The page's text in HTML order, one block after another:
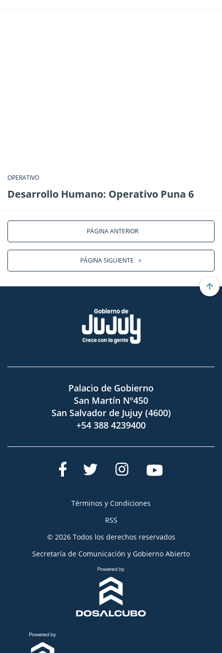
OPERATIVO
Desarrollo Humano: Operativo Puna 6
PÁGINA ANTERIOR
PÁGINA SIGUIENTE >
Palacio de Gobierno
San Martín Nº450
San Salvador de Jujuy (4600)
+54 388 4239400
Términos y Condiciones
RSS
© 2026 Todos los derechos reservados
Secretaría de Comunicación y Gobierno Abierto